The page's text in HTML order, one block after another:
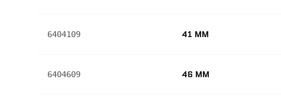
6404109 41 MM
6404609 46 MM